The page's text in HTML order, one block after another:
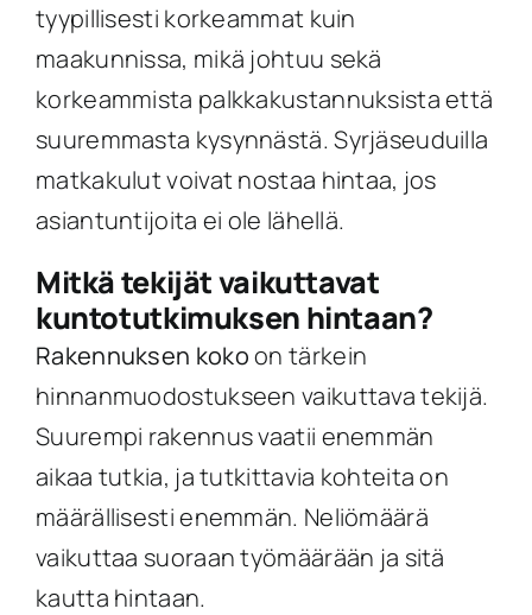
tyypillisesti korkeammat kuin
maakunnissa, mikä johtuu sekä
korkeammista palkkakustannuksista että
suuremmasta kysynnästä. Syrjäseuduilla
matkakulut voivat nostaa hintaa, jos
asiantuntijoita ei ole lähellä.
Mitkä tekijät vaikuttavat
kuntotutkimuksen hintaan?
Rakennuksen kokoon tärkein
hinnanmuodostukseen vaikuttava tekijä.
Suurempi rakennus vaatii enemmän
aikaa tutkia, ja tutkittavia kohteita on
määrällisesti enemmän. Neliömäärä
vaikuttaa suoraan työmäärään ja sitä
kautta hintaan.